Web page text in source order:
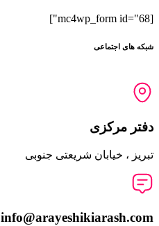
[mc4wp_form id="68"]
شبکه های اجتماعی
دفتر مرکزی
تبریز ، خیابان شریعتی جنوبی
info@arayeshikiarash.com